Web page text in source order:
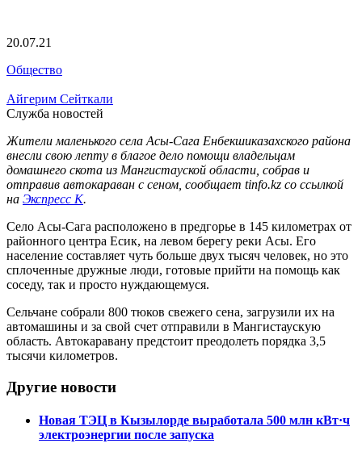
20.07.21
Общество
Айгерим Сейткали
Служба новостей
Жители маленького села Асы-Сага Енбекшиказахского района
внесли свою лепту в благое дело помощи владельцам
домашнего скота из Мангистауской области, собрав и
отправив автокараван с сеном, сообщает tinfo.kz со ссылкой
на Экспресс К.
Село Асы-Сага расположено в предгорье в 145 километрах от
районного центра Есик, на левом берегу реки Асы. Его
население составляет чуть больше двух тысяч человек, но это
сплоченные дружные люди, готовые прийти на помощь как
соседу, так и просто нуждающемуся.
Сельчане собрали 800 тюков свежего сена, загрузили их на
автомашины и за свой счет отправили в Мангистаускую
область. Автокаравану предстоит преодолеть порядка 3,5
тысячи километров.
Другие новости
Новая ТЭЦ в Кызылорде выработала 500 млн кВт·ч
электроэнергии после запуска